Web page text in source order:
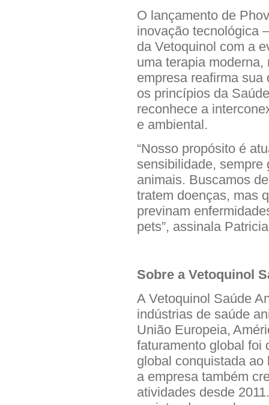
O lançamento de
inovação tecnológica
da Vetoquinol com a
uma terapia
empresa reafirma
os princípios da
reconhece a
e ambiental.
“Nosso propósito é
sensibilidade, sempre
animais. Buscamos
tratem doenças, mas
previnam
pets”, assinala
Sobre a Vetoquinol
A Vetoquinol Saúde
indústrias de saúde
União Europeia,
faturamento global foi
global conquistada
a empresa também
atividades desde